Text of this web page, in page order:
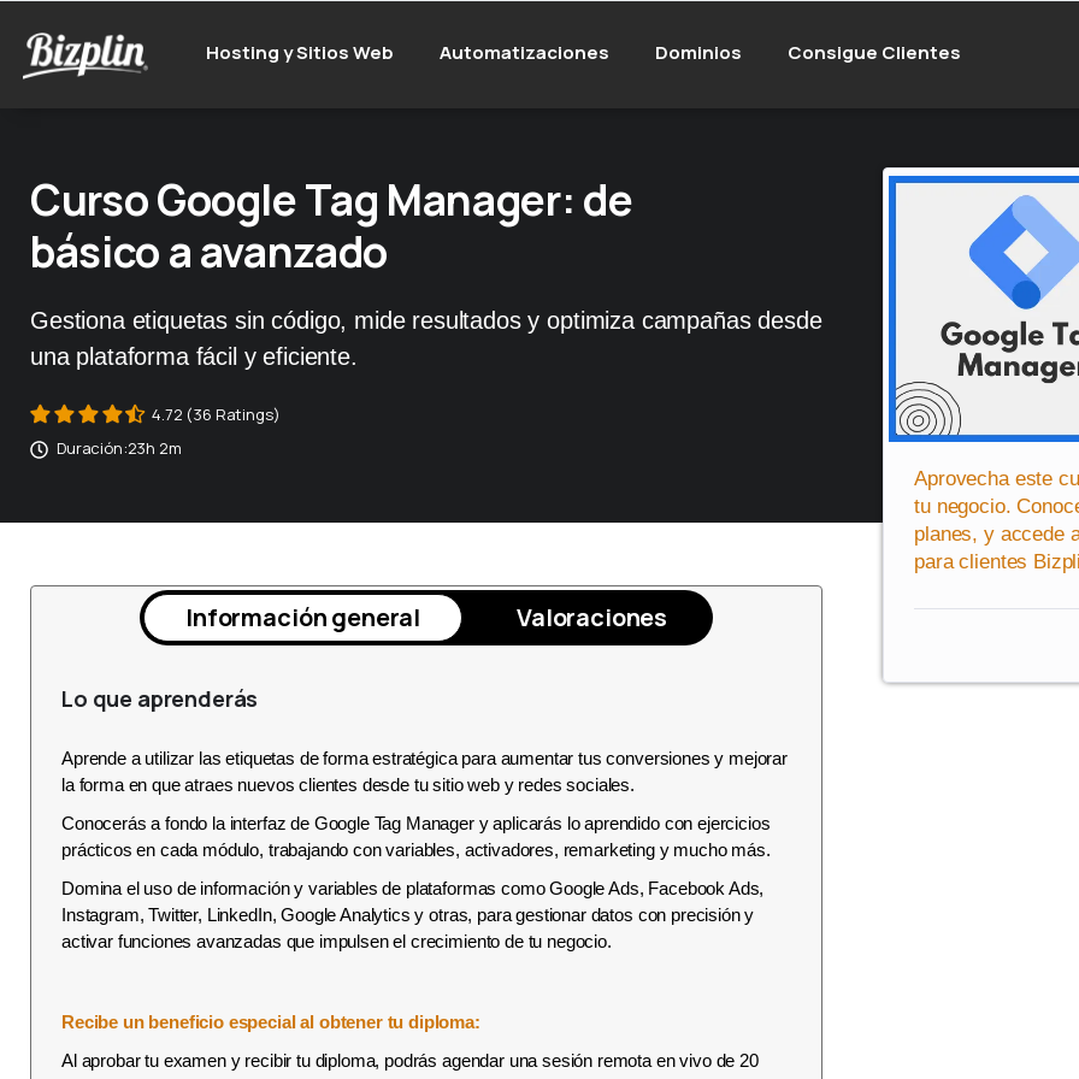
Hosting y Sitios Web Automatizaciones Dominios Consigue Clientes
Curso Google Tag Manager: de
básico a avanzado
Gestiona etiquetas sin código, mide resultados y optimiza campañas desde
una plataforma fácil y eficiente.
4.72 (36 Ratings)
Duración:23h 2m
Información general Valoraciones
Lo que aprenderás
Aprende a utilizar las etiquetas de forma estratégica para aumentar tus conversiones y mejorar
la forma en que atraes nuevos clientes desde tu sitio web y redes sociales.
Conocerás a fondo la interfaz de Google Tag Manager y aplicarás lo aprendido con ejercicios
prácticos en cada módulo, trabajando con variables, activadores, remarketing y mucho más.
Domina el uso de información y variables de plataformas como Google Ads, Facebook Ads,
Instagram, Twitter, LinkedIn, Google Analytics y otras, para gestionar datos con precisión y
activar funciones avanzadas que impulsen el crecimiento de tu negocio.
Recibe un beneficio especial al obtener tu diploma:
Al aprobar tu examen y recibir tu diploma, podrás agendar una sesión remota en vivo de 20
Aprovecha este
tu negocio.
planes, y accede
para clientes